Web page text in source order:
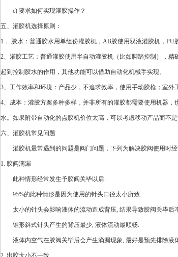
c) 要求如何实现灌胶操作？
五、灌胶机选择原则：
1． 胶水：普通胶水用单组份灌胶机， AB胶使用双液灌胶机 ，PU
2、灌胶工艺：普通灌胶使用半自动灌胶机 （比如脚踏控制），
起到控制胶水的作用，其他功能可以借助自动化机械手实现。
3、工作效率和环境：产品少，不追求效率，使用手动胶枪；室
4、成本：灌胶方案多种多样，并非所有的灌胶都需要使用机器
水。如果附带自动化的点胶机价位太高，可以考虑移动产品而不是
六、灌胶机常见问题
灌胶机最常遇到的问题是阀门问题，下列为解决胶阀使用时经
1. 胶阀滴漏
此种情形经常发生予胶阀关毕以后.
95%的此种情形是因为使用的针头口径太小所致.
太小的针头会影响液体的流动造成背压, 结果导致胶阀关毕后
锥形斜式针头产生的背压最少, 液体流动最顺畅.
液体内空气在胶阀关毕后会产生滴漏现象, 最好是预先排除液
2. 出胶大小不一致